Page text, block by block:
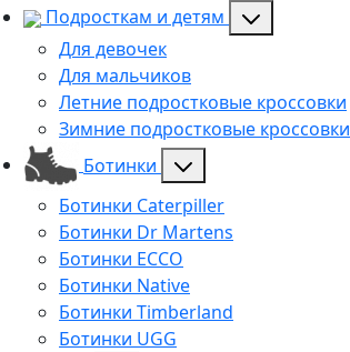
Подросткам и детям
Для девочек
Для мальчиков
Летние подростковые кроссовки
Зимние подростковые кроссовки
Ботинки
Ботинки Caterpiller
Ботинки Dr Martens
Ботинки ECCO
Ботинки Native
Ботинки Timberland
Ботинки UGG